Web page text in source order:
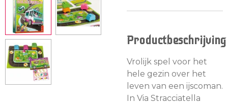
Productbeschrijving
Vrolijk spel voor het
hele gezin over het
leven van een ijscoman.
In Via Stracciatella